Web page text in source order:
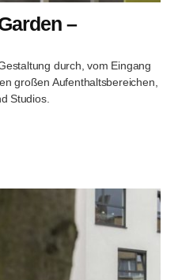
–
durch, vom Eingang
großen Aufenthaltsbereichen,
Studios.